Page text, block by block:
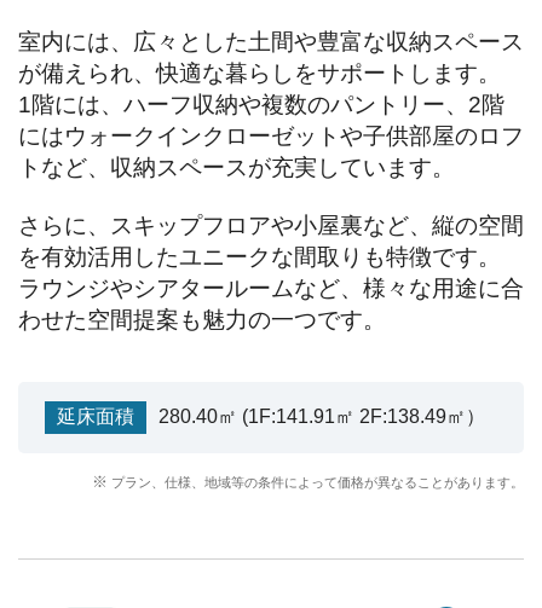
室内には、広々とした土間や豊富な収納スペース
が備えられ、快適な暮らしをサポートします。
1階には、ハーフ収納や複数のパントリー、2階
にはウォークインクローゼットや子供部屋のロフ
トなど、収納スペースが充実しています。
さらに、スキップフロアや小屋裏など、縦の空間
を有効活用したユニークな間取りも特徴です。
ラウンジやシアタールームなど、様々な用途に合
わせた空間提案も魅力の一つです。
延床面積 280.40㎡ (1F:141.91㎡ 2F:138.49㎡）
プラン、仕様、地域等の条件によって価格が異なることがあります。